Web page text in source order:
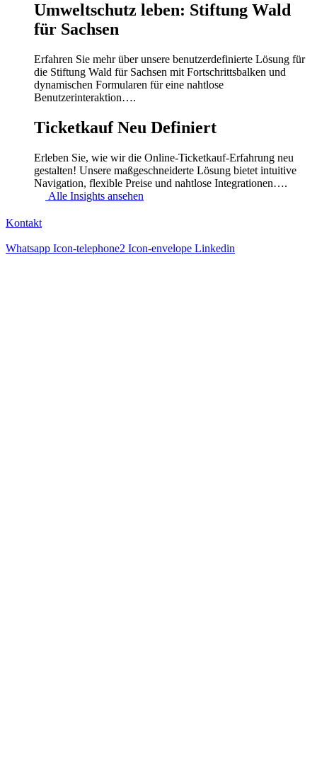
Umweltschutz leben: Stiftung Wald
für Sachsen
Erfahren Sie mehr über unsere benutzerdefinierte Lösung für
die Stiftung Wald für Sachsen mit Fortschrittsbalken und
dynamischen Formularen für eine nahtlose
Benutzerinteraktion….
Ticketkauf Neu Definiert
Erleben Sie, wie wir die Online-Ticketkauf-Erfahrung neu
gestalten! Unsere maßgeschneiderte Lösung bietet intuitive
Navigation, flexible Preise und nahtlose Integrationen….
Alle Insights ansehen
Kontakt
Whatsapp Icon-telephone2 Icon-envelope Linkedin